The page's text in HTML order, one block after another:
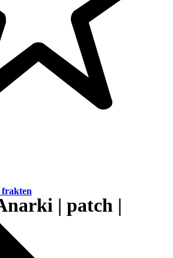
| patch |
frakten